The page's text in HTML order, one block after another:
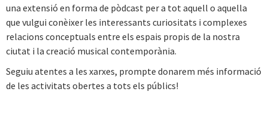
una extensió en forma de pòdcast per a tot aquell o aquella
que vulgui conèixer les interessants curiositats i complexes
relacions conceptuals entre els espais propis de la nostra
ciutat i la creació musical contemporània.
Seguiu atentes a les xarxes, prompte donarem més informació
de les activitats obertes a tots els públics!